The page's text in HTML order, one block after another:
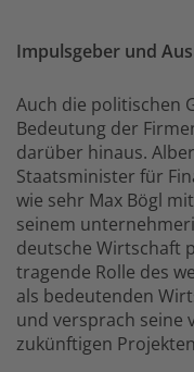
Impulsgeber und
Auch die politischen
Bedeutung der
darüber hinaus.
Staatsminister für
wie sehr Max Bögl
seinem
deutsche Wirtschaft
tragende Rolle des
als bedeutenden
und versprach seine
zukünftigen